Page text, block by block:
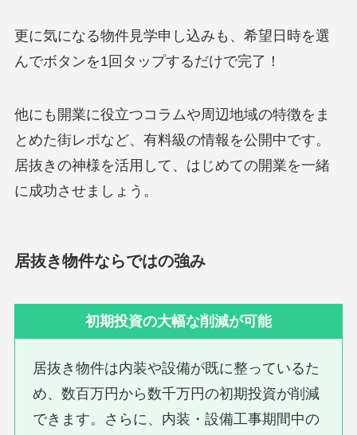
更に気になる物件見学申し込みも、希望日時を選
んでボタンを1回タップするだけで完了！
他にも開業に役立つコラムや周辺地域の特徴をま
とめた街レポなど、有料級の情報を公開中です。
居抜きの神様を活用して、はじめての開業を一緒
に成功させましょう。
居抜き物件ならではの強み
初期投資の大幅な削減が可能
居抜き物件は内装や設備が既に整っているた
め、数百万円から数千万円の初期投資が削減
できます。さらに、内装・設備工事期間中の